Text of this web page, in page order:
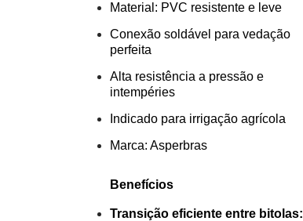
Material: PVC resistente e leve
Conexão soldável para vedação
perfeita
Alta resistência a pressão e
intempéries
Indicado para irrigação agrícola
Marca: Asperbras
Benefícios
Transição eficiente entre bitolas: